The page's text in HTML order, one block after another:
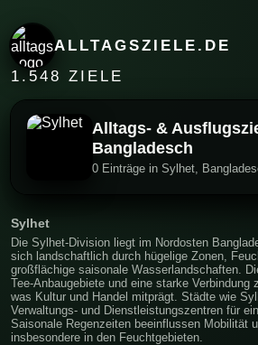
ALLTAGSZIELE.DE
1.548 ZIELE
Alltags- &
Bangladesch
0 Einträge in Sylhet,
Sylhet
Die Sylhet-Division liegt im Nordosten
sich landschaftlich durch hügelige Zonen,
großflächige saisonale Wasserlandschaften.
Tee-Anbaugebiete und eine starke Verbindung
was Kultur und Handel mitprägt. Städte wie
Verwaltungs- und Dienstleistungszentren für
Saisonale Regenzeiten beeinflussen Mobilität
insbesondere in den Feuchtgebieten.